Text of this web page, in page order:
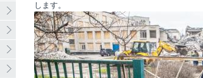
します。